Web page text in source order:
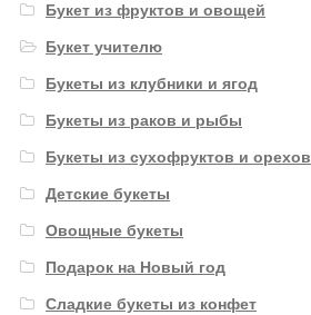
Букет из фруктов и овощей
Букет учителю
Букеты из клубники и ягод
Букеты из раков и рыбы
Букеты из сухофруктов и орехов
Детские букеты
Овощные букеты
Подарок на Новый год
Сладкие букеты из конфет